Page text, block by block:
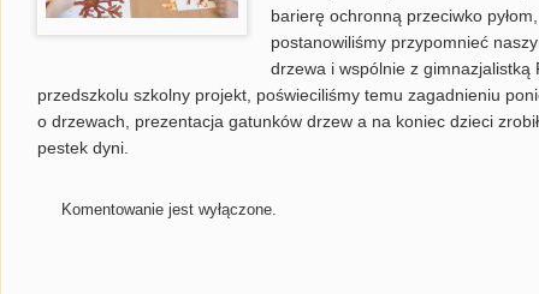
barierę ochronną przeciwko
postanowiliśmy przypomnieć
drzewa i wspólnie z gimnazjalistką
przedszkolu szkolny projekt, poświeciliśmy temu zagadnieniu
o drzewach, prezentacja gatunków drzew a na koniec dzieci
pestek dyni.
Komentowanie jest wyłączone.